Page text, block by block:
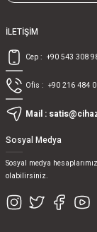
İLETİŞİM
Cep : +90 543 308
Ofis : +90 216 484
Mail :
Sosyal Medya
Sosyal medya
olabilirsiniz.